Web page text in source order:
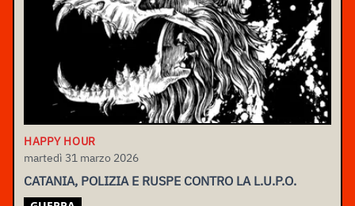
HAPPY HOUR
martedì 31 marzo 2026
CATANIA, POLIZIA E RUSPE CONTRO LA L.U.P.O.